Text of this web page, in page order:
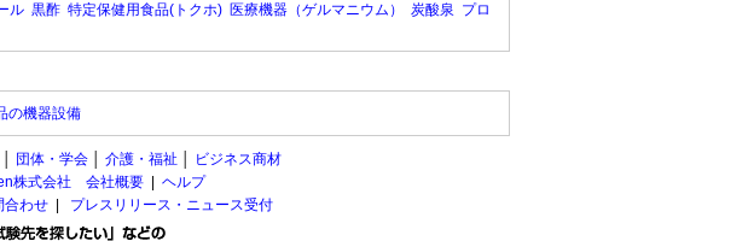
ル 黒酢 特定保健用食品(トクホ) 医療機器（ゲルマニウム） 炭酸泉 プロ
の機器設備
団体・学会 介護・福祉
ビジネス商材
株式会社 会社概要
ヘルプ
合わせ プレスリリース・ニュース受付